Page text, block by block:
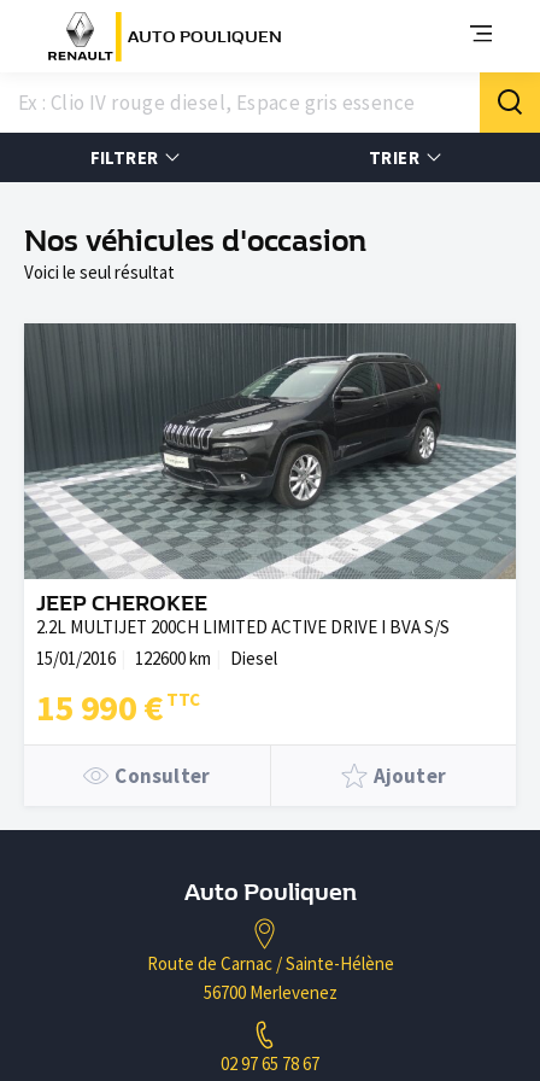
AUTO POULIQUEN
FILTRER TRIER
Nos véhicules d'occasion
Voici le seul résultat
JEEP CHEROKEE
2.2L MULTIJET 200CH LIMITED ACTIVE DRIVE I BVA S/S
15/01/2016
122600 km Diesel
15 990 €
Consulter Ajouter
Auto Pouliquen
Route de Carnac / Sainte-Hélène
56700 Merlevenez
02 97 65 78 67